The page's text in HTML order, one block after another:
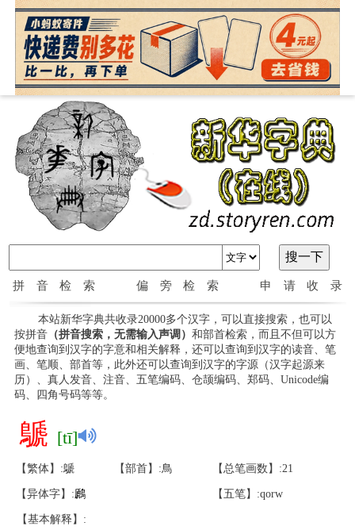
拼音检索 偏旁检索 申请收录
本站新华字典共收录20000多个汉字，可以直接搜索，也可以
按拼音（拼音搜索，无需输入声调） 和部首检索，而且不但可以方
便地查询到汉字的字意和相关解释，还可以查询到汉字的读音、笔
画、笔顺、部首等，此外还可以查询到汉字的字源（汉字起源来
历）、真人发音、注音、五笔编码、仓颉编码、郑码、Unicode编
码、四角号码等等。
鷈 [tī]
【繁体】:鷈 【部首】:鳥 【总笔画数】:21
【异体字】:鷉 【五笔】:qorw
【基本解释】: